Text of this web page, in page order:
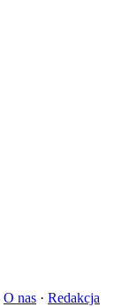
O nas · Redakcja